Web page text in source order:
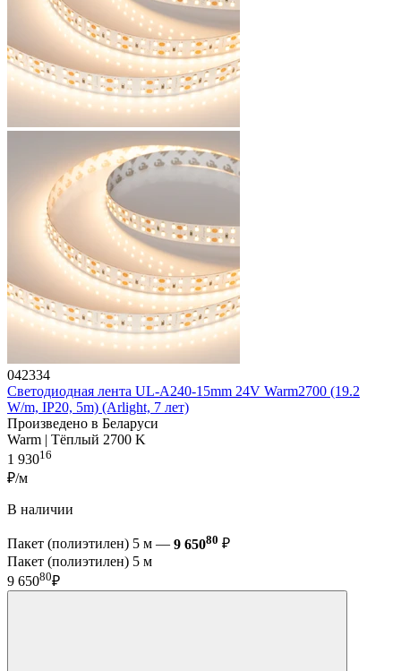
042334
Светодиодная лента UL-A240-15mm 24V Warm2700 (19.2
W/m, IP20, 5m) (Arlight, 7 лет)
Произведено в Беларуси
Warm | Тёплый 2700 K
1 93016
₽/м
В наличии
Пакет (полиэтилен) 5 м — 9 65080 ₽
Пакет (полиэтилен) 5 м
9 65080₽